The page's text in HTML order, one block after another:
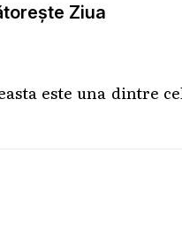
Ziua
este una dintre